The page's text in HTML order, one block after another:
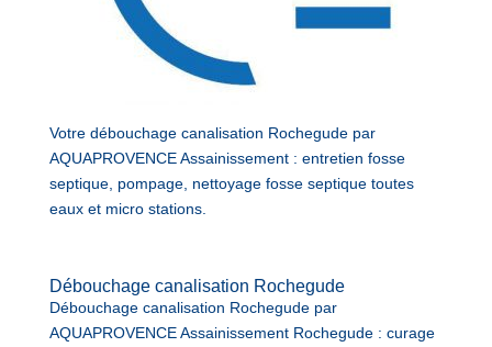
Votre débouchage canalisation Rochegude par
AQUAPROVENCE Assainissement : entretien fosse
septique, pompage, nettoyage fosse septique toutes
eaux et micro stations.
Débouchage canalisation Rochegude
Débouchage canalisation Rochegude par
AQUAPROVENCE Assainissement Rochegude : curage